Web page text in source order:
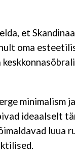
et
oma
minimalism ja
ideaalselt
luua